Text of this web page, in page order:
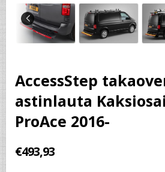
AccessStep
astinlauta
ProAce 2016-
€493,93